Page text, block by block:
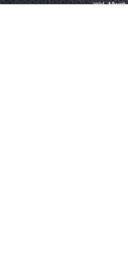
inkl.